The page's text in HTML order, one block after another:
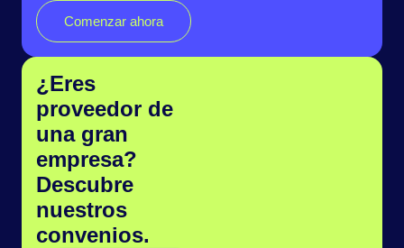
Comenzar ahora
¿Eres
proveedor de
una gran
empresa?
Descubre
nuestros
convenios.